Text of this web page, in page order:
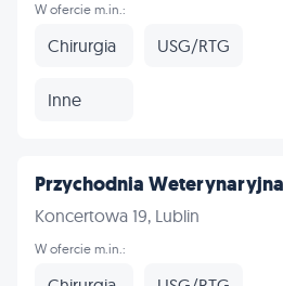
W ofercie m.in.:
Chirurgia USG/RTG
Inne
Przychodnia Weterynaryjna
Koncertowa 19, Lublin
W ofercie m.in.: